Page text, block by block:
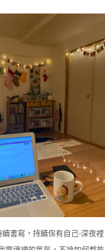
書寫，持續保有自己-深夜裡